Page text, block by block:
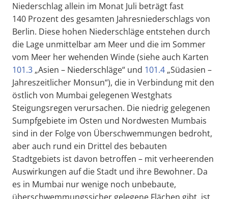
Niederschlag allein im Monat Juli beträgt fast
140 Prozent des gesamten Jahresniederschlags von
Berlin. Diese hohen Niederschläge entstehen durch
die Lage unmittelbar am Meer und die im Sommer
vom Meer her wehenden Winde (siehe auch Karten
101.3„Asien – Niederschläge“ und 101.4„Südasien –
Jahreszeitlicher Monsun“), die in Verbindung mit den
östlich von Mumbai gelegenen Westghats
Steigungsregen verursachen. Die niedrig gelegenen
Sumpfgebiete im Osten und Nordwesten Mumbais
sind in der Folge von Überschwemmungen bedroht,
aber auch rund ein Drittel des bebauten
Stadtgebiets ist davon betroffen – mit verheerenden
Auswirkungen auf die Stadt und ihre Bewohner. Da
es in Mumbai nur wenige noch unbebaute,